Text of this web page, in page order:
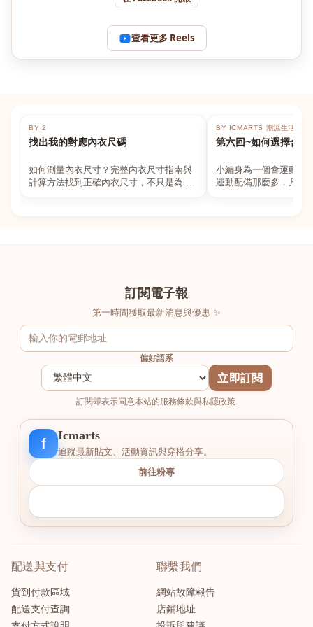
查看更多 Reels
BY 2
找出我的對應內衣尺碼
如何測量內衣尺寸？完整內衣尺寸指南與
計算方法找到正確內衣尺寸，不只是為了
BY ICMARTS 潮流生活百貨
第六回~如何選擇合適
小編身為一個會運動的
運動配備那麼多，凡舉
訂閱電子報
第一時間獲取最新消息與優惠 ✨
偏好語系
立即訂閱
訂閱即表示同意本站的服務條款與私隱政策.
f
Icmarts
追蹤最新貼文、活動資訊與穿搭分享。
前往粉專
配送與支付
貨到付款區域
配送支付查詢
聯繫我們
網站故障報告
店鋪地址